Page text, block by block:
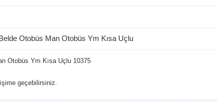
Otobüs Man Otobüs Ym Kısa Uçlu
Otobüs Ym Kısa Uçlu 10375
geçebilirsiniz.